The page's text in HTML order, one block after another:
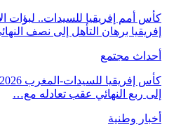
كأس أمم إفريقيا للسيدات.. لبؤات
إفريقيا برهان التأهل إلى نصف
أحداث مجتمع
إلى ربع النهائي عقب تعادله مع…
أخبار وطنية